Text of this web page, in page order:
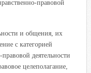
правовой
и общения, их
с категорией
деятельности
целеполагание,